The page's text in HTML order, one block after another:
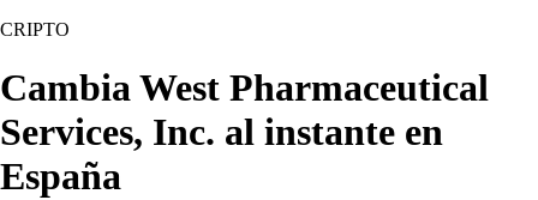
CRIPTO
Cambia West Pharmaceutical
Services, Inc. al instante en
España